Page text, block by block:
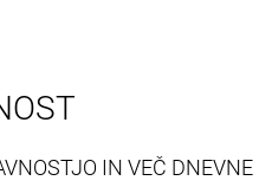
IN VEČ DNEVNE